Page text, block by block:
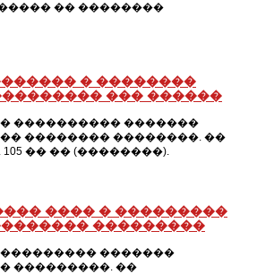
�� ��������
� ��������
��� ������
���������� �������
�������� ��������. ��
�� �� (��������).
���� � ���������
���������
�������
���������. ��